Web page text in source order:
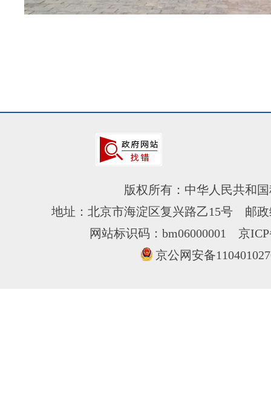
版权所有：中华人民共和
地址：北京市海淀区复兴路乙15号 邮
网站标识码：bm06000001 京
京公网安备